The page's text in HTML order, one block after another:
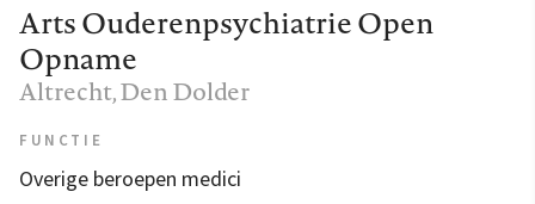
Arts Ouderenpsychiatrie Open
Opname
Altrecht, Den Dolder
FUNCTIE
Overige beroepen medici